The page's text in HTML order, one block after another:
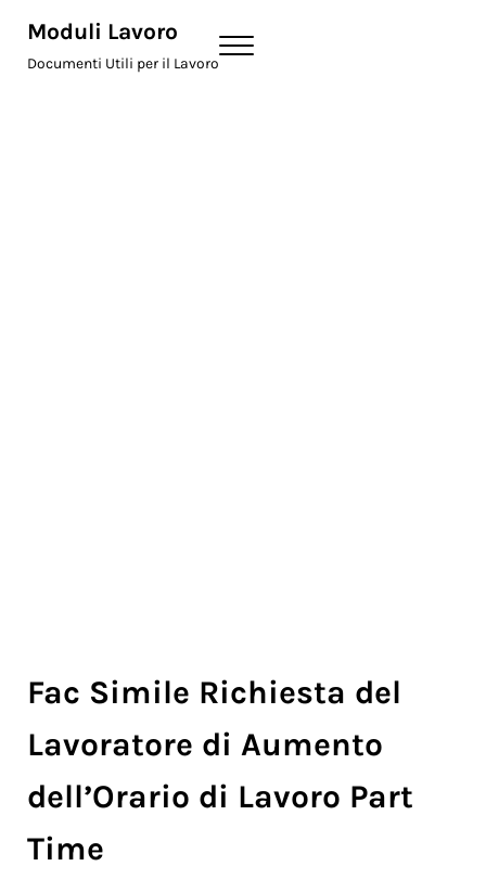
Moduli Lavoro
Documenti Utili per il Lavoro
Menu
Fac Simile Richiesta del
Lavoratore di Aumento
dell’Orario di Lavoro Part
Time